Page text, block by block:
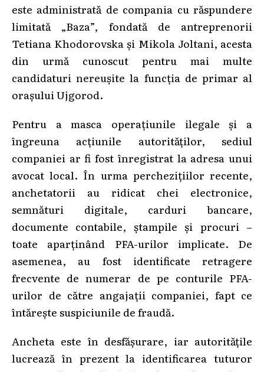
este administrată de compania cu răspundere
limitată „Baza”, fondată de antreprenorii
Tetiana Khodorovska și Mikola Joltani, acesta
din urmă cunoscut pentru mai multe
candidaturi nereușite la funcția de primar al
orașului Ujgorod.
Pentru a masca operațiunile ilegale și a
îngreuna acțiunile autorităților, sediul
companiei ar fi fost înregistrat la adresa unui
avocat local. În urma perchezițiilor recente,
anchetatorii au ridicat chei electronice,
semnături digitale, carduri bancare,
documente contabile, ștampile și procuri –
toate aparținând PFA-urilor implicate. De
asemenea, au fost identificate retragere
frecvente de numerar de pe conturile PFA-
urilor de către angajații companiei, fapt ce
întărește suspiciunile de fraudă.
Ancheta este în desfășurare, iar autoritățile
lucrează în prezent la identificarea tuturor